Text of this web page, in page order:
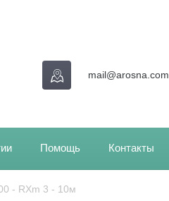
mail@arosna.com
Помощь Контакты
- RXm 3 - 10м